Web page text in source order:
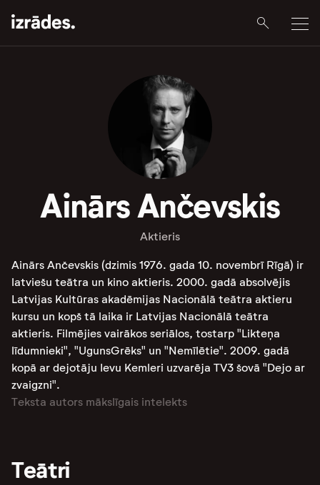
Ainārs Ančevskis
Aktieris
Ainārs Ančevskis (dzimis 1976. gada 10. novembrī Rīgā) ir
latviešu teātra un kino aktieris. 2000. gadā absolvējis
Latvijas Kultūras akadēmijas Nacionālā teātra aktieru
kursu un kopš tā laika ir Latvijas Nacionālā teātra
aktieris. Filmējies vairākos seriālos, tostarp "Likteņa
līdumnieki", "UgunsGrēks" un "Nemīlētie". 2009. gadā
kopā ar dejotāju Ievu Kemleri uzvarēja TV3 šovā "Dejo ar
zvaigzni".
Teksta autors mākslīgais intelekts
Teātri